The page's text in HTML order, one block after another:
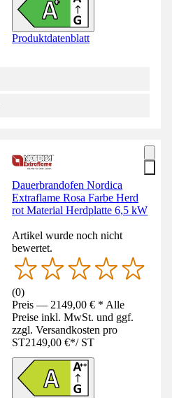
Produktdatenblatt
Dauerbrandofen Nordica
Extraflame Rosa Farbe Herd
rot Material Herdplatte 6,5 kW
Artikel wurde noch nicht
bewertet.
(0)
Preis — 2149,00 € * Alle
Preise inkl. MwSt. und ggf.
zzgl. Versandkosten pro
ST2149,00 €*/ ST